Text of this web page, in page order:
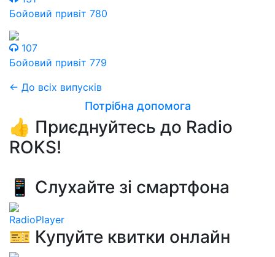
Бойовий привіт 780
107
Бойовий привіт 779
← До всіх випусків
Потрібна допомога
👍 Приєднуйтесь до Radio
ROKS!
📱 Слухайте зі смартфона
RadioPlayer
🎫 Купуйте квитки онлайн